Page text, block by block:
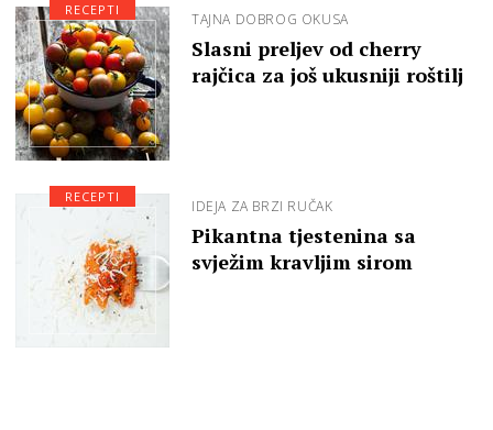
TAJNA DOBROG OKUSA
Slasni preljev od cherry
rajčica za još ukusniji roštilj
RECEPTI
IDEJA ZA BRZI RUČAK
Pikantna tjestenina sa
svježim kravljim sirom
RECEPTI